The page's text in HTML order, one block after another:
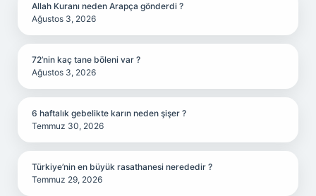
Allah Kuranı neden Arapça gönderdi ?
Ağustos 3, 2026
72’nin kaç tane böleni var ?
Ağustos 3, 2026
6 haftalık gebelikte karın neden şişer ?
Temmuz 30, 2026
Türkiye’nin en büyük rasathanesi nerededir ?
Temmuz 29, 2026